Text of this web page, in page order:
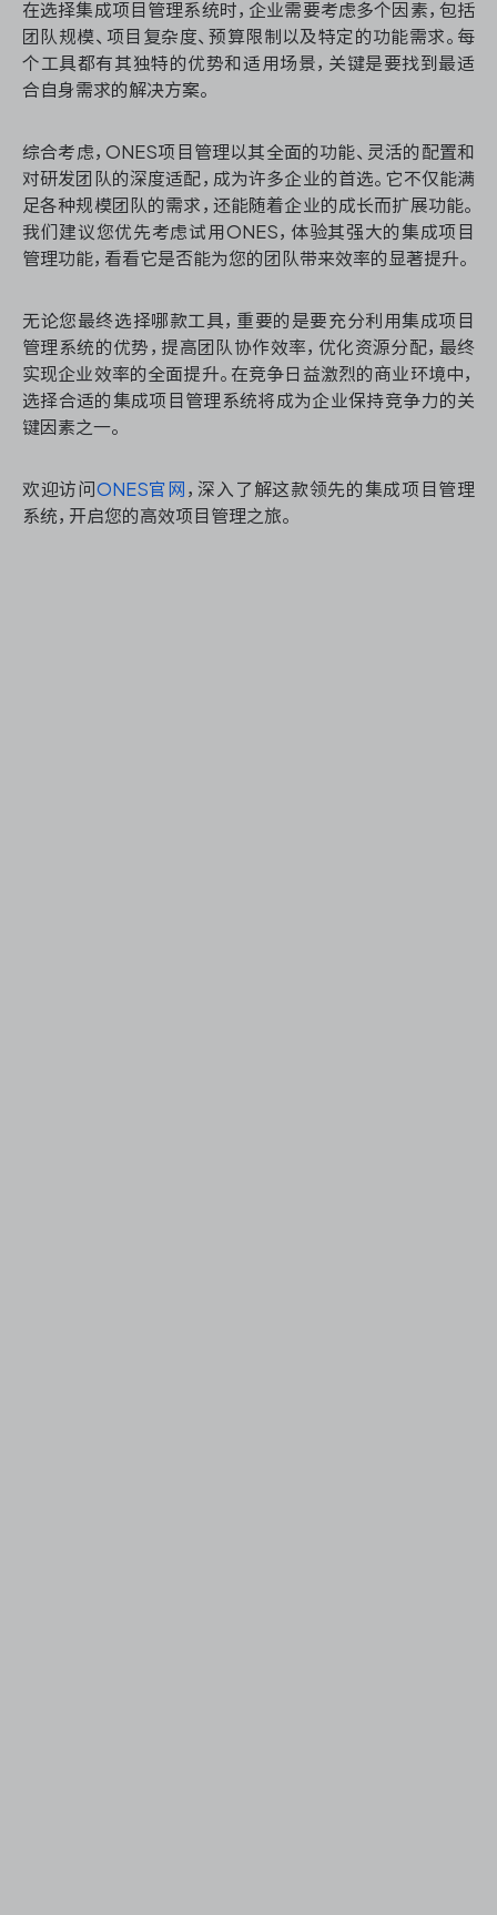
在选择集成项目管理系统时，企业需要考虑多个因素，包括
团队规模、项目复杂度、预算限制以及特定的功能需求。每
个工具都有其独特的优势和适用场景，关键是要找到最适
合自身需求的解决方案。
综合考虑，ONES项目管理以其全面的功能、灵活的配置和
对研发团队的深度适配，成为许多企业的首选。它不仅能满
足各种规模团队的需求，还能随着企业的成长而扩展功能。
我们建议您优先考虑试用ONES，体验其强大的集成项目
管理功能，看看它是否能为您的团队带来效率的显著提升。
无论您最终选择哪款工具，重要的是要充分利用集成项目
管理系统的优势，提高团队协作效率，优化资源分配，最终
实现企业效率的全面提升。在竞争日益激烈的商业环境中，
选择合适的集成项目管理系统将成为企业保持竞争力的关
键因素之一。
欢迎访问 ONES官网 ，深入了解这款领先的集成项目管理
系统，开启您的高效项目管理之旅。